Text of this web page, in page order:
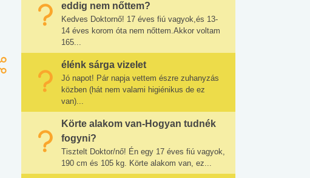
eddig nem nőttem?
Kedves Doktornő! 17 éves fiú vagyok,és 13-
14 éves korom óta nem nőttem.Akkor voltam
165...
élénk sárga vizelet
Jó napot! Pár napja vettem észre zuhanyzás
közben (hát nem valami higiénikus de ez
van)...
Körte alakom van-Hogyan tudnék
fogyni?
Tisztelt Doktor/nő! Én egy 17 éves fiú vagyok,
190 cm és 105 kg. Körte alakom van, ez...